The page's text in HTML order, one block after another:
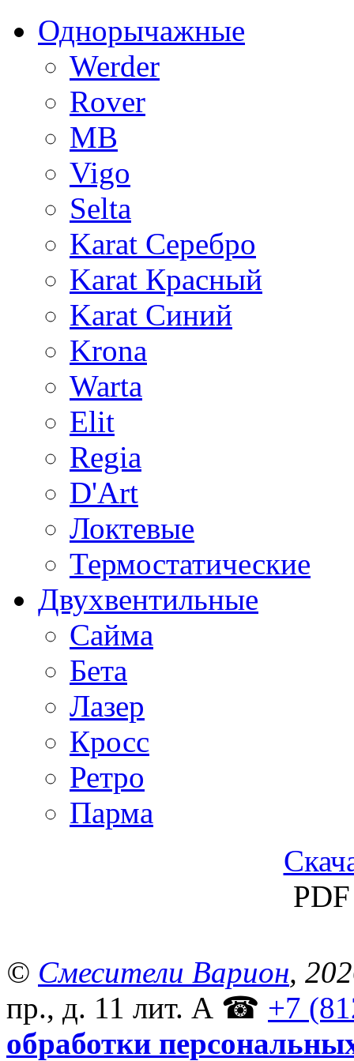
Однорычажные
Werder
Rover
MB
Vigo
Selta
Karat Серебро
Karat Красный
Karat Синий
Krona
Warta
Elit
Regia
D'Art
Локтевые
Термостатические
Двухвентильные
Сайма
Бета
Лазер
Кросс
Ретро
Парма
© Смесители Варион,
пр., д. 11 лит. А ☎ +7
обработки